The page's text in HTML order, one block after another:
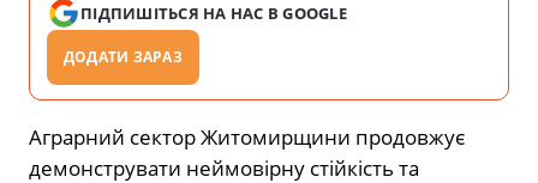
ПІДПИШІТЬСЯ НА НАС В GOOGLE
ДОДАТИ ЗАРАЗ
Аграрний сектор Житомирщини продовжує
демонструвати неймовірну стійкість та